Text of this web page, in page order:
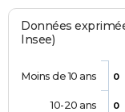
Données
Insee)
0
0
Moins de 10 ans
10-20 ans